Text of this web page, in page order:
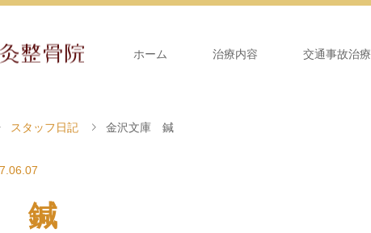
ホーム 治療内容 交通事故治療
スタッフ日記 金沢文庫 鍼
鍼